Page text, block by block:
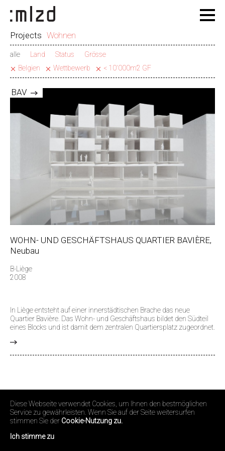
Projects Wohnen
alle Land Status
Grösse
Belgien
Wettbewerb < 10'000m2 GF
BAV
WOHN- UND GESCHÄFTSHAUS QUARTIER BAVIÈRE,
Neubau
B-Liège
2008
In Liège entsteht auf einer innerstädtischen Brache das neue
Quartier Bavière. Das Wohn- und Geschäftshaus bildet den Südteil
eines Blocks und ist damit dem zentralen Quartiersplatz zugeordnet.
Diese Webseite verwendet Cookies, um Ihnen den bestmöglichen
Service zu gewährleisten. Wenn Sie auf der Seite weitersurfen
stimmen Sie der Cookie-Nutzung zu.
Ich stimme zu